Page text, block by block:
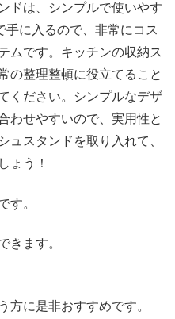
ドは、シンプルで使いやす
手に入るので、非常にコス
ムです。キッチンの収納ス
の整理整頓に役立てること
ください。シンプルなデザ
わせやすいので、実用性と
ュスタンドを取り入れて、
ょう！
す。
きます。
方に是非おすすめです。